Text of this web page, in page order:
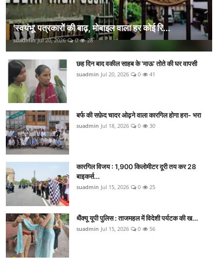
'स्वयंभू' पत्रकारों की बाढ़, मोबाइल वाला हर कोई रि...
suadmin Jul 20, 2026 0 28
छह दिन बाद वकील साहब के 'माऊ' तोते की घर वापसी
suadmin Jul 20, 2026 0 41
बर्फ की सफ़ेद चादर ओढ़ने वाला कारगिल होगा हरा- भरा
suadmin Jul 18, 2026 0 30
कारगिल विजय : 1,900 किलोमीटर दूरी तय कर 28
बाइकर्स...
suadmin Jul 15, 2026 0 25
थैंक्यू यूपी पुलिस : ताजमहल में विदेशी पर्यटक की ख...
suadmin Jul 15, 2026 0 56